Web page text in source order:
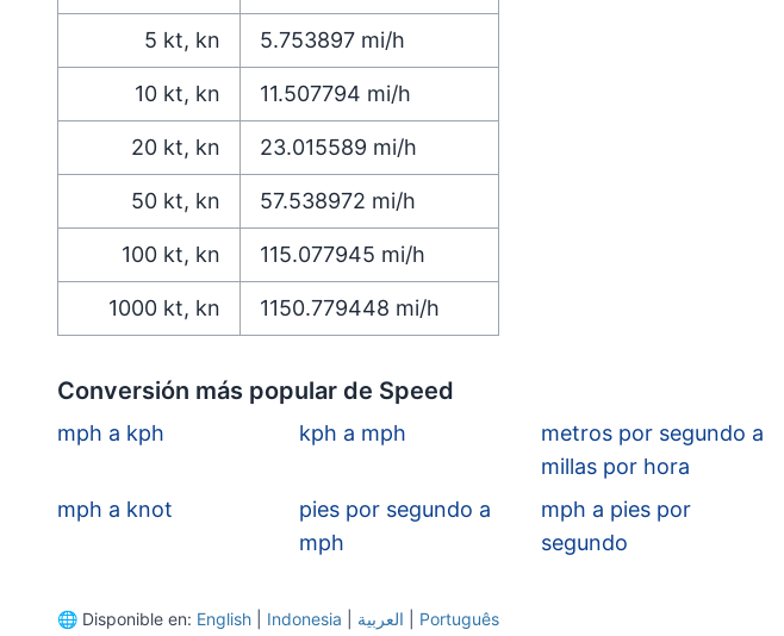
5 kt, kn 5.753897 mi/h
10 kt, kn 11.507794 mi/h
20 kt, kn 23.015589 mi/h
50 kt, kn 57.538972 mi/h
100 kt, kn 115.077945 mi/h
1000 kt, kn 1150.779448 mi/h
Conversión más popular de Speed
mph a kph kph a mph
metros por segundo a
millas por hora
mph a knot
pies por segundo a
mph
mph a pies por
segundo
🌐 Disponible en: English Indonesia العربية Português